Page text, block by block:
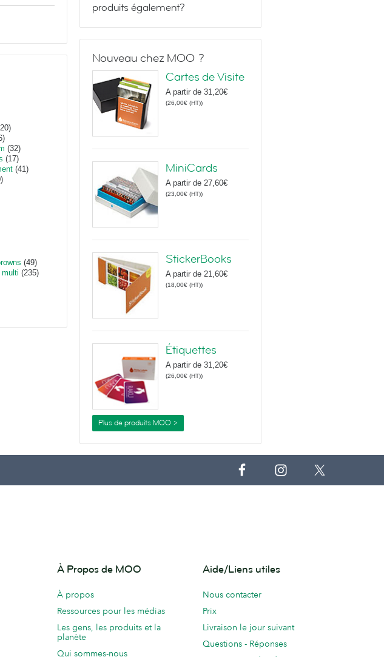
(32)
(17)
(41)
(49)
multi (235)
produits également?
Nouveau chez MOO ?
Cartes de Visite
A partir de 31,20€
(26,00€ (HT))
MiniCards
A partir de 27,60€
(23,00€ (HT))
StickerBooks
A partir de 21,60€
(18,00€ (HT))
Étiquettes
A partir de 31,20€
(26,00€ (HT))
Plus de produits MOO >
À Propos de MOO
À propos
Ressources pour les médias
Les gens, les produits et la
planète
Qui sommes-nous
Aide/Liens utiles
Nous contacter
Prix
Livraison le jour suivant
Questions - Réponses